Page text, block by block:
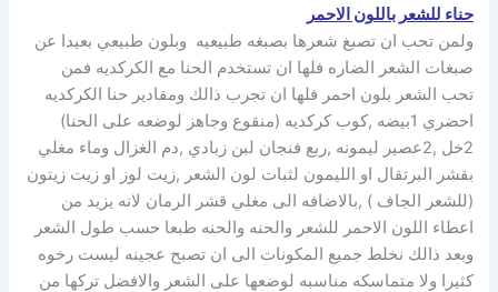
حناء للشعر باللون الاحمر
ولمن تحب ان تصبغ شعرها بصبغه طبيعيه وبلون طبيعي بعيدا عن
صبغات الشعر الضاره فلها ان تستخدم الحنا مع الكركديه فمن
تحب الشعر بلون احمر فلها ان تجرب ذالك ومقادير حنا الكركديه
احضري 1بيضه ,كوب كركديه (منقوع وجاهز لوضعه على الحنا)
2خل ,2عصير ليمونه ,ربع فنجان لبن زبادي ,دم الغزال وماء مغلي
بقشر البرتقال او الليمون لثبات لون الشعر ,زيت لوز او زيت زيتون
(للشعر الجاف ) ,بالاضافه الى مغلي قشر الرمان لانه يزيد من
اعطاء اللون الاحمر للشعر والحنه والحنه طبعا حسب طول الشعر
وبعد ذالك نخلط جميع المكونات الى ان تصبح عجينه ليست رخوه
كثيرا ولا متماسكه مناسبه لوضعها على الشعر والافضل تركها من